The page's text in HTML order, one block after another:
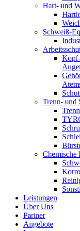
Hart- und
Schweiß-
Trenn- und
Chemische
Leistungen
Über Uns
Partner
Angebote